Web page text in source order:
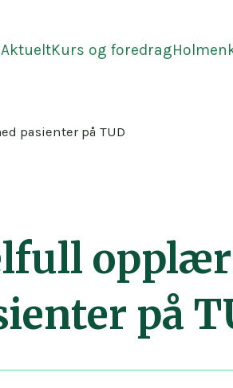
AktueltKurs og foredrag
pasienter på TUD
på